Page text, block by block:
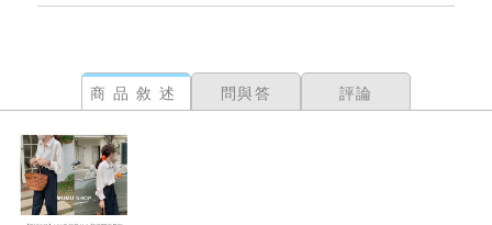
商品敘述 問與答 評論